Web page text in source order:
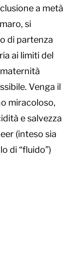
a metà
si
di partenza
ai limiti del
Venga il
miracoloso,
e salvezza
(inteso sia
di “fluido”)